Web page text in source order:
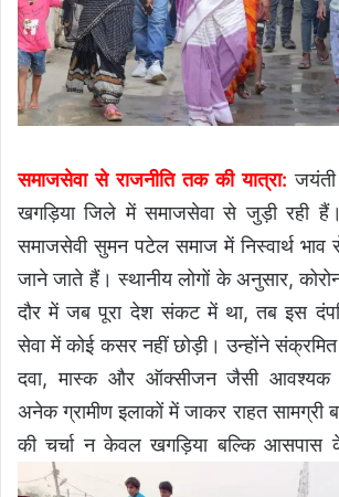
समाजसेवा से राजनीति तक की यात्रा:
खगड़िया जिले में समाजसेवा से जुड़ी रही
समाजसेवी सुमन पटेल समाज में निस्वार्थ भाव
जाने जाते हैं। स्थानीय लोगों के अनुसार,
दौर में जब पूरा देश संकट में था, तब इस
सेवा में कोई कसर नहीं छोड़ी। उन्होंने संक्रमित
दवा, मास्क और ऑक्सीजन जैसी आवश्यक
अनेक ग्रामीण इलाकों में जाकर राहत सामग्री
की चर्चा न केवल खगड़िया बल्कि आसपास